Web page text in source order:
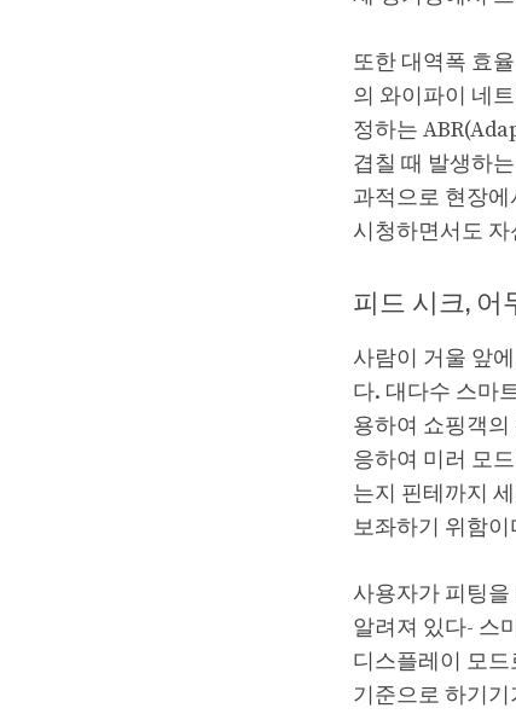
또한 대역폭 효
의 와이파이 네
정하는
겹칠 때 발생하
과적으로 현장
시청하면서도
피드 시크, 어
사람이 거울 앞
다. 대다수 스마
용하여 쇼핑객
응하여 미러 모
는지 핀테까지
보좌하기 위함이
사용자가 피팅
알려져 있다- 스
디스플레이 모
기준으로 하기